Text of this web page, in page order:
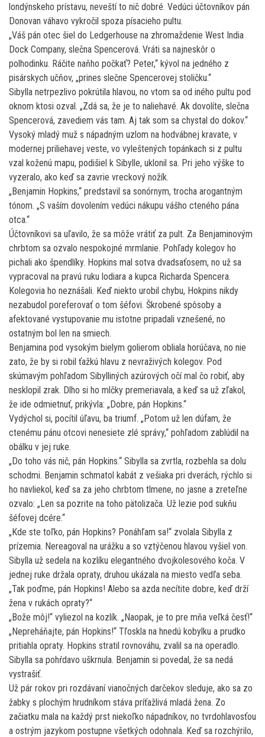
londýnskeho prístavu, neveští to nič dobré. Vedúci účtovníkov pán
Donovan váhavo vykročil spoza písacieho pultu.
„Váš pán otec šiel do Ledgerhouse na zhromaždenie West India
Dock Company, slečna Spencerová. Vráti sa najneskôr o
polhodinku. Ráčite naňho počkať? Peter,“ kývol na jedného z
pisárskych učňov, „prines slečne Spencerovej stoličku.“
Sibylla netrpezlivo pokrútila hlavou, no vtom sa od iného pultu pod
oknom ktosi ozval. „Zdá sa, že je to naliehavé. Ak dovolíte, slečna
Spencerová, zavediem vás tam. Aj tak som sa chystal do dokov.“
Vysoký mladý muž s nápadným uzlom na hodvábnej kravate, v
modernej priliehavej veste, vo vyleštených topánkach si z pultu
vzal koženú mapu, podišiel k Sibylle, uklonil sa. Pri jeho výške to
vyzeralo, ako keď sa zavrie vreckový nožík.
„Benjamin Hopkins,“ predstavil sa sonórnym, trocha arogantným
tónom. „S vaším dovolením vedúci nákupu vášho cteného pána
otca.“
Účtovníkovi sa uľavilo, že sa môže vrátiť za pult. Za Benjaminovým
chrbtom sa ozvalo nespokojné mrmlanie. Pohľady kolegov ho
pichali ako špendlíky. Hopkins mal sotva dvadsaťosem, no už sa
vypracoval na pravú ruku lodiara a kupca Richarda Spencera.
Kolegovia ho neznášali. Keď niekto urobil chybu, Hokpins nikdy
nezabudol poreferovať o tom šéfovi. Škrobené spôsoby a
afektované vystupovanie mu istotne pripadali vznešené, no
ostatným bol len na smiech.
Benjamina pod vysokým bielym golierom obliala horúčava, no nie
zato, že by si robil ťažkú hlavu z nevraživých kolegov. Pod
skúmavým pohľadom Sibylliných azúrových očí mal čo robiť, aby
nesklopil zrak. Dlho si ho mlčky premeriavala, a keď sa už zľakol,
že ide odmietnuť, prikývla: „Dobre, pán Hopkins.“
Vydýchol si, pocítil úľavu, ba triumf. „Potom už len dúfam, že
ctenému pánu otcovi nenesiete zlé správy,“ pohľadom zablúdil na
obálku v jej ruke.
„Do toho vás nič, pán Hopkins.“ Sibylla sa zvrtla, rozbehla sa dolu
schodmi. Benjamin schmatol kabát z vešiaka pri dverách, rýchlo si
ho navliekol, keď sa za jeho chrbtom tlmene, no jasne a zreteľne
ozvalo: „Len sa pozrite na toho pätolizača. Už lezie pod sukňu
šéfovej dcére.“
„Kde ste toľko, pán Hopkins? Ponáhľam sa!“ zvolala Sibylla z
prízemia. Nereagoval na urážku a so vztýčenou hlavou vyšiel von.
Sibylla už sedela na kozlíku elegantného dvojkolesového koča. V
jednej ruke držala opraty, druhou ukázala na miesto vedľa seba.
„Tak poďme, pán Hopkins! Alebo sa azda necítite dobre, keď drží
žena v rukách opraty?“
„Bože môj!“ vyliezol na kozlík. „Naopak, je to pre mňa veľká česť!“
„Nepreháňajte, pán Hopkins!“ Tľoskla na hnedú kobylku a prudko
pritiahla opraty. Hopkins stratil rovnováhu, zvalil sa na operadlo.
Sibylla sa pohŕdavo uškrnula. Benjamin si povedal, že sa nedá
vystrašiť.
Už pár rokov pri rozdávaní vianočných darčekov sleduje, ako sa zo
žabky s plochým hrudníkom stáva príťažlivá mladá žena. Zo
začiatku mala na každý prst niekoľko nápadníkov, no tvrdohlavosťou
a ostrým jazykom postupne všetkých odohnala. Keď sa rozchýrilo,